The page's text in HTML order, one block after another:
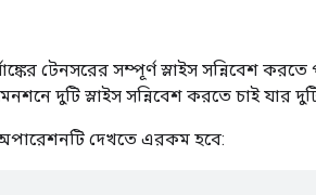
টেনসরের সম্পূর্ণ স্লাইস সন্নিবেশ
দুটি স্লাইস সন্নিবেশ করতে চাই যার
দেখতে এরকম হবে: